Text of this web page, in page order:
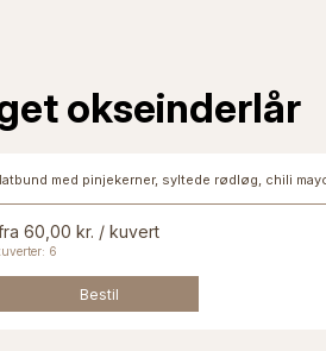
okseinderlår
med pinjekerner, syltede rødløg, chili
60,00 kr. / kuvert
6
Bestil